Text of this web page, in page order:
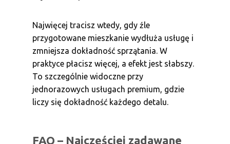
Najwięcej tracisz wtedy, gdy źle
przygotowane mieszkanie wydłuża usługę i
zmniejsza dokładność sprzątania. W
praktyce płacisz więcej, a efekt jest słabszy.
To szczególnie widoczne przy
jednorazowych usługach premium, gdzie
liczy się dokładność każdego detalu.
FAQ – Najczęściej zadawane